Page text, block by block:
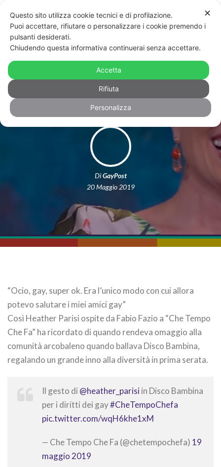
40 anni fa il gesto di Heather Parisi in
Disco Bambina per i diritti Lbgt
DiGayPost
20 Maggio 2019
“Ocio, gay, super ok. Era l’unico modo con cui allora
potevo salutare i miei amici gay”
Così Heather Parisi ospite da Fabio Fazio a “Che Tempo
Che Fa” ha ricordato di quando rendeva omaggio alla
comunità arcobaleno quando ballava Disco Bambina,
regalando un grande inno alla diversità in prima serata.
Il gesto di @heather_parisiin Disco Bambina
per i diritti dei gay#CheTempoChefa
pic.twitter.com/wqH6khe1xM
— Che Tempo Che Fa (@chetempochefa) 19
maggio 2019
✕
Questo sito utilizza cookie tecnici e di profilazione.
Puoi accettare, rifiutare o personalizzare i cookie premendo i
pulsanti desiderati.
Chiudendo questa informativa continuerai senza accettare.
Accetta
Rifiuta
Personalizza